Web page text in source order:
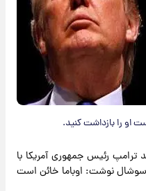
او را بازداشت کنید.
ترامپ رئیس جمهوری آمریکا با
سوشال نوشت: اوباما خائن است